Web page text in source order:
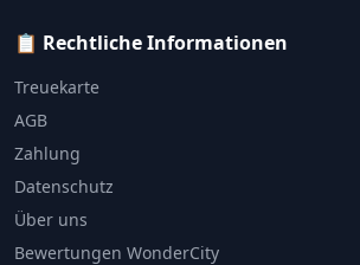
📋 Rechtliche Informationen
Treuekarte
AGB
Zahlung
Datenschutz
Über uns
Bewertungen WonderCity